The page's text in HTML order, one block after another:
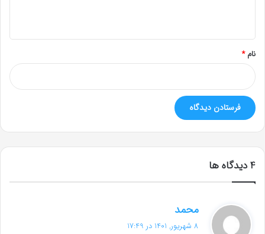
نام*
‫4 دیدگاه ها
محمد
8 شهریور, 1401 در 17:49